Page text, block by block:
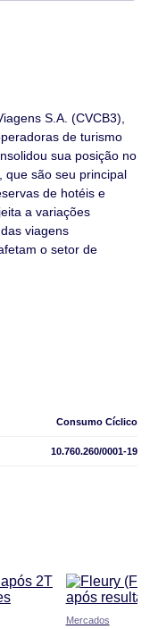
S.A. (CVCB3),
de turismo
sua posição no
que são seu principal
de hotéis e
a variações
viagens
o setor de
Consumo Cíclico
10.760.260/0001-19
Mercados